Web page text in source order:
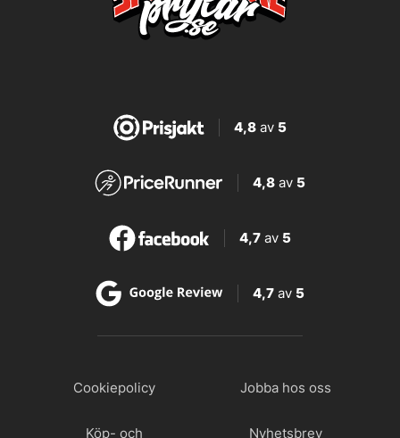
4,8av 5
4,8 av 5
4,7 av 5
4,7 av 5
Cookiepolicy Jobba hos oss
Köp- och
Nyhetsbrev